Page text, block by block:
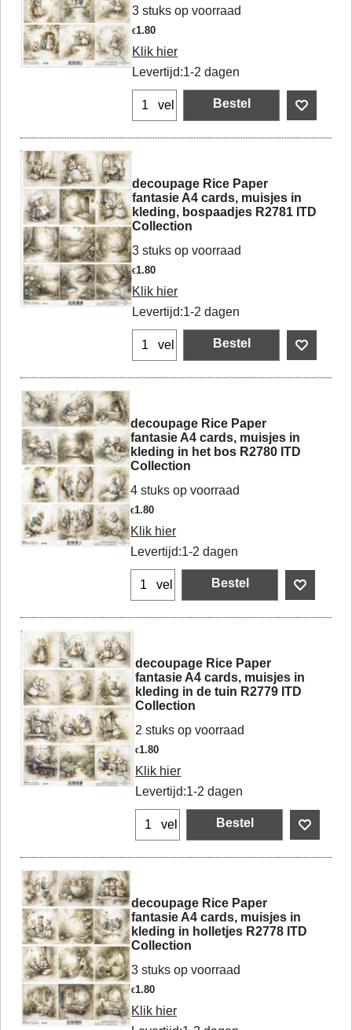
3 stuks op voorraad
€1.80
Klik hier
Levertijd:1-2 dagen
vel Bestel
decoupage Rice Paper
fantasie A4 cards, muisjes in
kleding, bospaadjes R2781 ITD
Collection
3 stuks op voorraad
€1.80
Klik hier
Levertijd:1-2 dagen
vel Bestel
decoupage Rice Paper
fantasie A4 cards, muisjes in
kleding in het bos R2780 ITD
Collection
4 stuks op voorraad
€1.80
Klik hier
Levertijd:1-2 dagen
vel Bestel
decoupage Rice Paper
fantasie A4 cards, muisjes in
kleding in de tuin R2779 ITD
Collection
2 stuks op voorraad
€1.80
Klik hier
Levertijd:1-2 dagen
vel Bestel
decoupage Rice Paper
fantasie A4 cards, muisjes in
kleding in holletjes R2778 ITD
Collection
3 stuks op voorraad
€1.80
Klik hier